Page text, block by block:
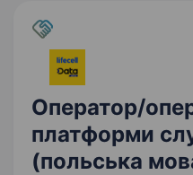
Оператор/
платформи
(польська